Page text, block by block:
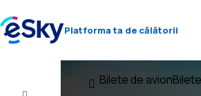
Platforma ta de călătorii
Bilete de avion